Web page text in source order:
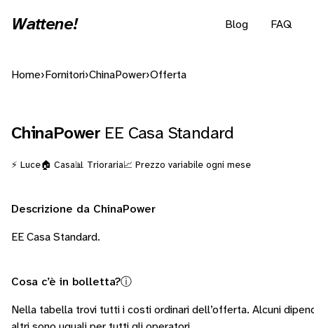
Wattene! Blog FAQ
Home› Fornitori›ChinaPower›Offerta
ChinaPower EE Casa Standard
⚡ Luce🏠 Casa📊 Trioraria📈 Prezzo variabile ogni mese
Descrizione da ChinaPower
EE Casa Standard.
Cosa c’è in bolletta?ⓘ
Nella tabella trovi tutti i costi ordinari dell’offerta. Alcuni